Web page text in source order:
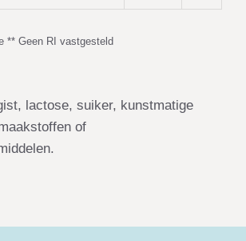
** Geen RI vastgesteld
lactose, suiker, kunstmatige
of